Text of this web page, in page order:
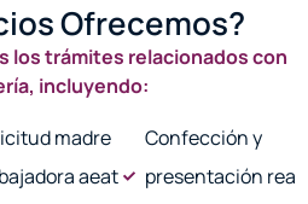
Ofrecemos?
los trámites relacionados con
incluyendo:
madre
aeat
Confección y
presentación rea